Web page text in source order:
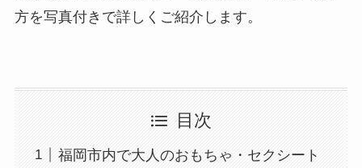
方を写真付きで詳しくご紹介します。
目次
福岡市内で大人のおもちゃ・セクシート